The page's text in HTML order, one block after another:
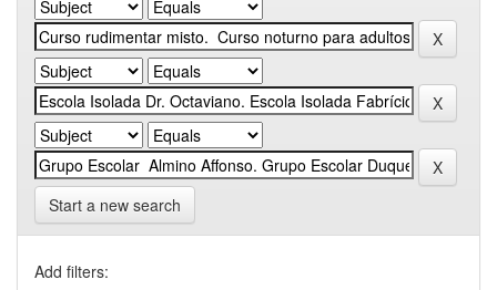
Start a new search
Add filters: